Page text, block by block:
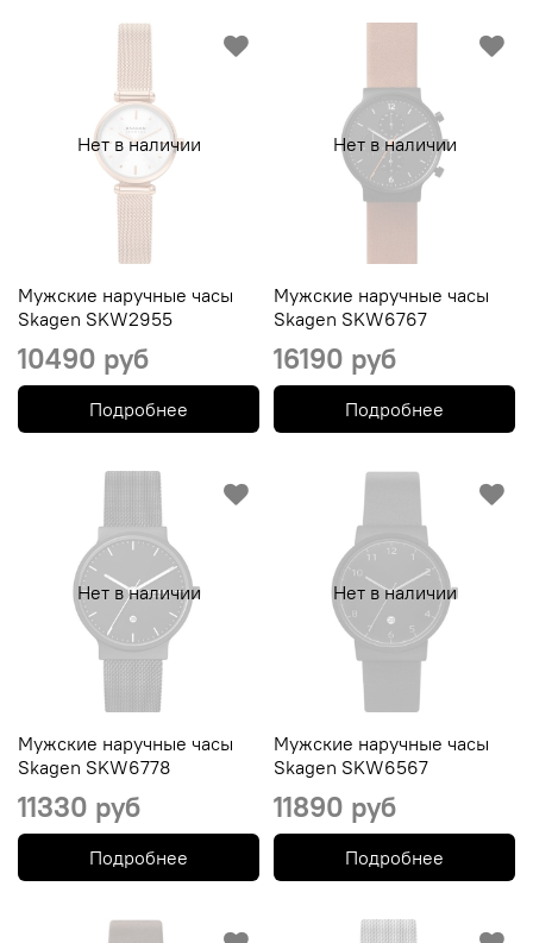
Нет в наличии
Мужские наручные часы
Skagen SKW2955
10490 руб
Подробнее
Нет в наличии
Мужские наручные часы
Skagen SKW6767
16190 руб
Подробнее
Нет в наличии
Мужские наручные часы
Skagen SKW6778
11330 руб
Подробнее
Нет в наличии
Мужские наручные часы
Skagen SKW6567
11890 руб
Подробнее